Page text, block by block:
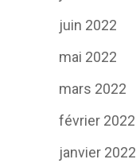
juin 2022
mai 2022
mars 2022
février 2022
janvier 2022